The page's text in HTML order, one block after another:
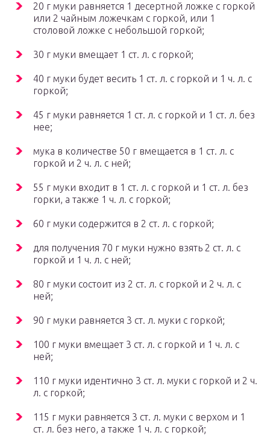
20 г муки равняется 1 десертной ложке с горкой
или 2 чайным ложечкам с горкой, или 1
столовой ложке с небольшой горкой;
30 г муки вмещает 1 ст. л. с горкой;
40 г муки будет весить 1 ст. л. с горкой и 1 ч. л. с
горкой;
45 г муки равняется 1 ст. л. с горкой и 1 ст. л. без
нее;
мука в количестве 50 г вмещается в 1 ст. л. с
горкой и 2 ч. л. с ней;
55 г муки входит в 1 ст. л. с горкой и 1 ст. л. без
горки, а также 1 ч. л. с горкой;
60 г муки содержится в 2 ст. л. с горкой;
для получения 70 г муки нужно взять 2 ст. л. с
горкой и 1 ч. л. с ней;
80 г муки состоит из 2 ст. л. с горкой и 2 ч. л. с
ней;
90 г муки равняется 3 ст. л. муки с горкой;
100 г муки вмещает 3 ст. л. с горкой и 1 ч. л. с
ней;
110 г муки идентично 3 ст. л. муки с горкой и 2 ч.
л. с горкой;
115 г муки равняется 3 ст. л. муки с верхом и 1
ст. л. без него, а также 1 ч. л. с горкой;